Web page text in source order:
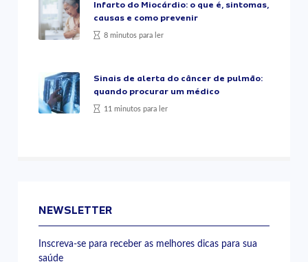
Infarto do Miocárdio: o que é, sintomas,
causas e como prevenir
8 minutos para ler
Sinais de alerta do câncer de pulmão:
quando procurar um médico
11 minutos para ler
NEWSLETTER
Inscreva-se para receber as melhores dicas para sua
saúde